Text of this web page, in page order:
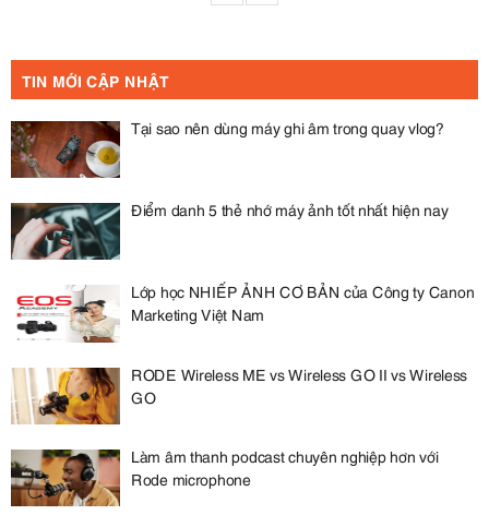
TIN MỚI CẬP NHẬT
Tại sao nên dùng máy ghi âm trong quay vlog?
Điểm danh 5 thẻ nhớ máy ảnh tốt nhất hiện nay
Lớp học NHIẾP ẢNH CƠ BẢN của Công ty Canon
Marketing Việt Nam
RODE Wireless ME vs Wireless GO II vs Wireless
GO
Làm âm thanh podcast chuyên nghiệp hơn với
Rode microphone